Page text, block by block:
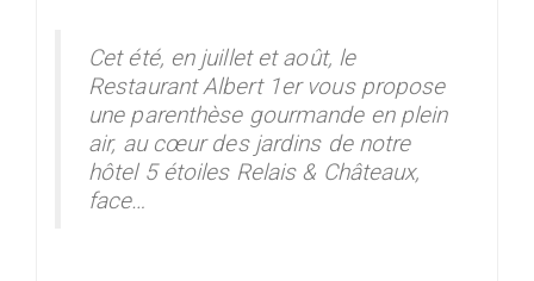
Cet été, en juillet et août, le
Restaurant Albert 1er vous propose
une parenthèse gourmande en plein
air, au cœur des jardins de notre
hôtel 5 étoiles Relais & Châteaux,
face…